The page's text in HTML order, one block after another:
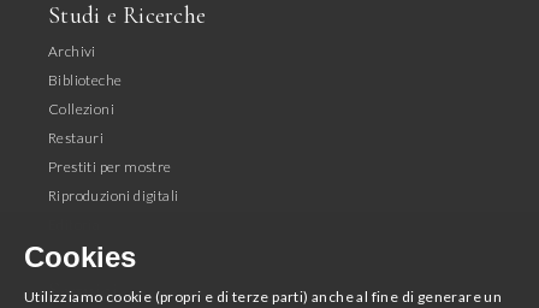
Studi e Ricerche
Archivi
Biblioteche
Collezioni
Restauri
Prestiti per mostre
Riproduzioni digitali
Seguici
Cookies
Utilizziamo cookie (propri e di terze parti) anche al fine di generare un